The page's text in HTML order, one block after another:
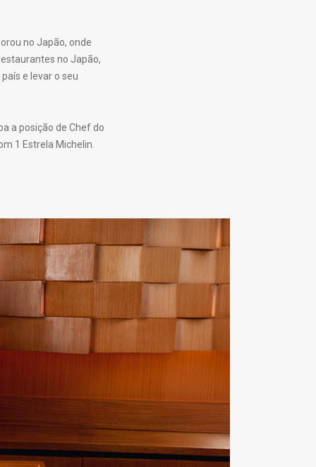
no Japão, onde
no Japão,
e levar o seu
a posição de Chef do
1 Estrela Michelin.